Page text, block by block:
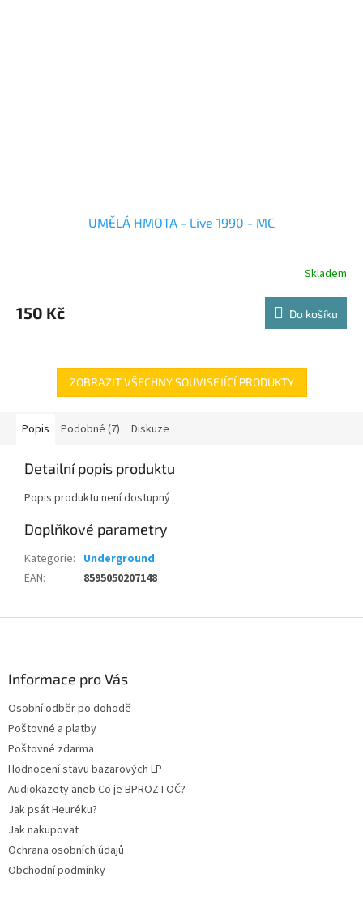
UMĚLÁ HMOTA - Live 1990 - MC
Skladem
150 Kč Do košíku
ZOBRAZIT VŠECHNY SOUVISEJÍCÍ PRODUKTY
Popis Podobné (7) Diskuze
Detailní popis produktu
Popis produktu není dostupný
Doplňkové parametry
Kategorie: Underground
EAN: 8595050207148
Informace pro Vás
Osobní odběr po dohodě
Poštovné a platby
Poštovné zdarma
Hodnocení stavu bazarových LP
Audiokazety aneb Co je BPROZTOČ?
Jak psát Heuréku?
Jak nakupovat
Ochrana osobních údajů
Obchodní podmínky